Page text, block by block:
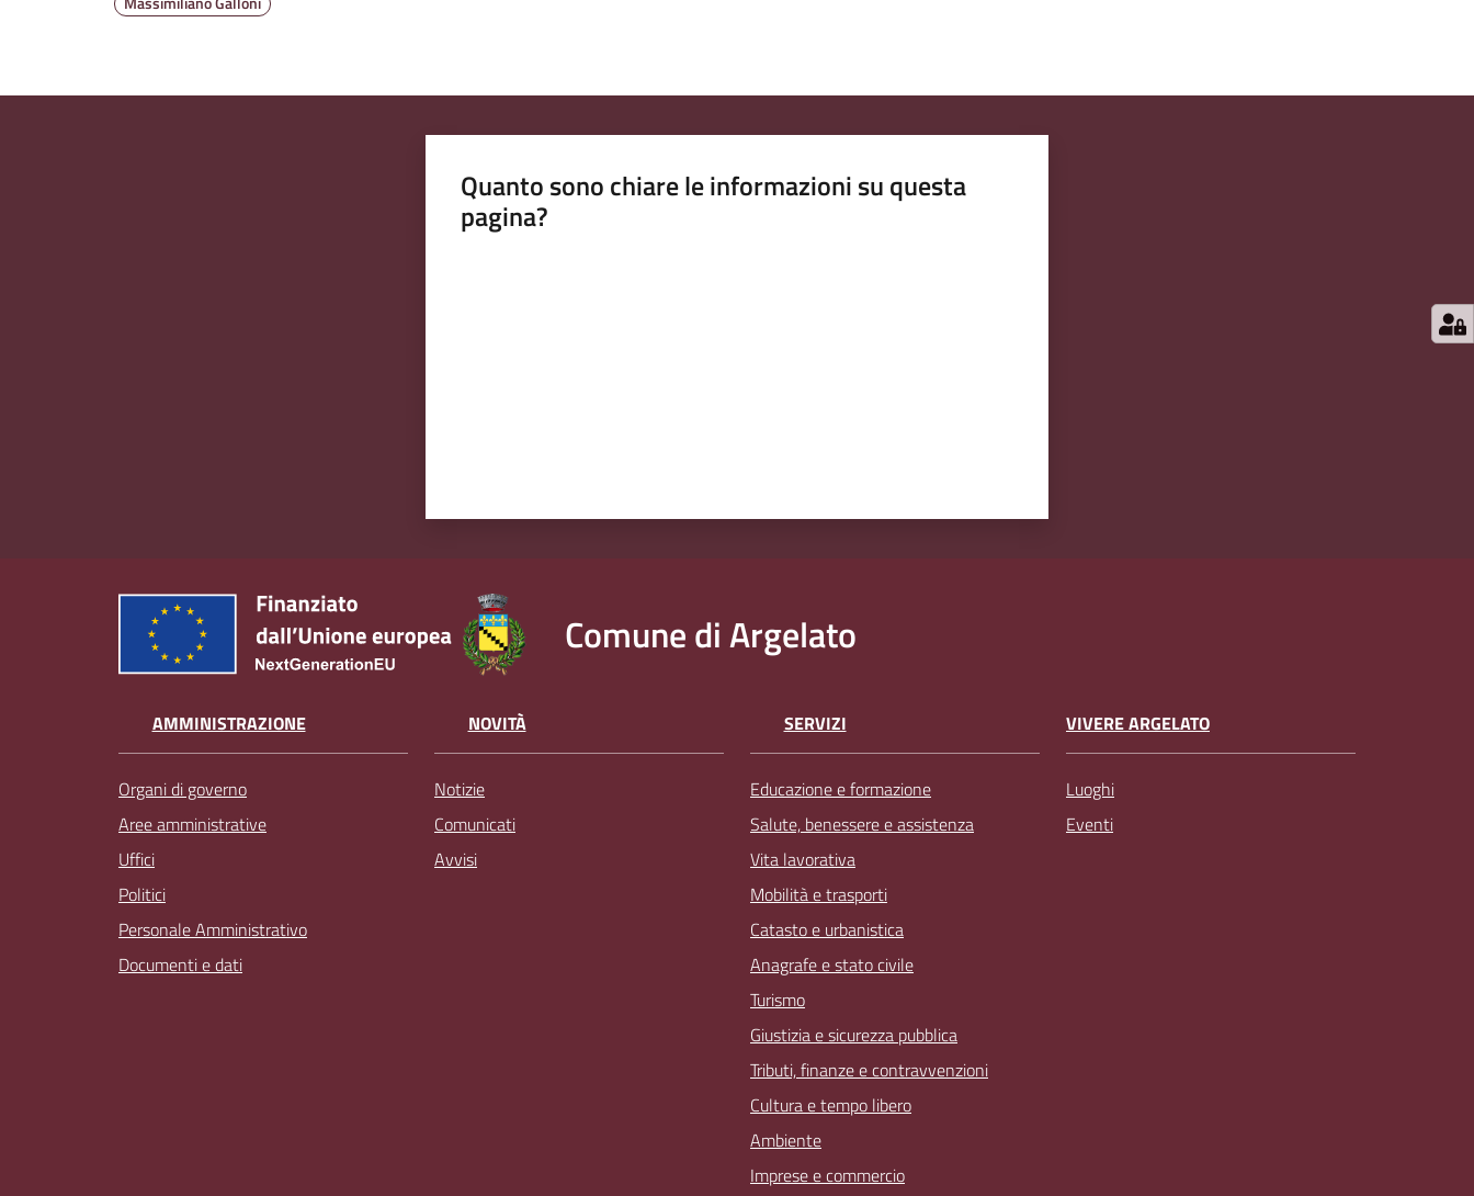
Quanto sono chiare le informazioni su questa
pagina?
Comune di Argelato
AMMINISTRAZIONE
Organi di governo
Aree amministrative
Uffici
Politici
Personale Amministrativo
Documenti e dati
NOVITÀ
Notizie
Comunicati
Avvisi
SERVIZI
Educazione e formazione
Salute, benessere e assistenza
Vita lavorativa
Mobilità e trasporti
Catasto e urbanistica
Anagrafe e stato civile
Turismo
Giustizia e sicurezza pubblica
Tributi, finanze e contravvenzioni
Cultura e tempo libero
Ambiente
Imprese e commercio
VIVERE ARGELATO
Luoghi
Eventi